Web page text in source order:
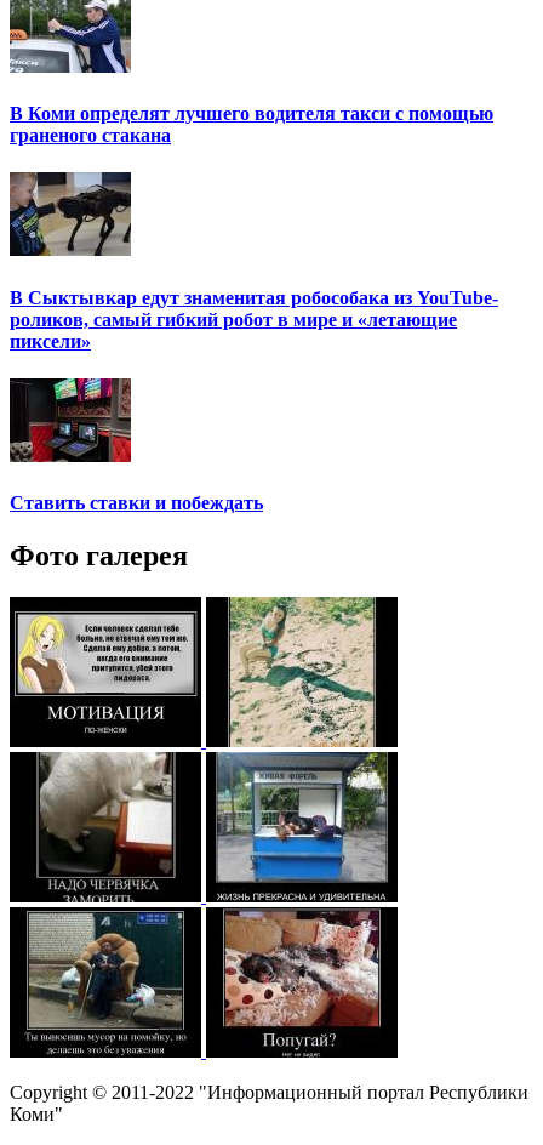
В Коми определят лучшего водителя такси с помощью
граненого стакана
В Сыктывкар едут знаменитая робособака из YouTube-
роликов, самый гибкий робот в мире и «летающие
пиксели»
Ставить ставки и побеждать
Фото галерея
Copyright © 2011-2022 "Информационный портал Республики
Коми"